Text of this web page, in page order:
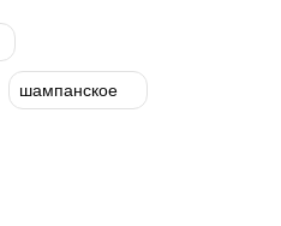
шампанское